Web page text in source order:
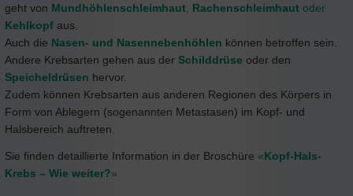
geht von Mundhöhlenschleimhaut Rachenschleimhaut oder
Kehlkopf aus.
Auch die Nasen- und Nasennebenhöhlen können betroffen sein.
Andere Krebsarten gehen aus der Schilddrüse oder den
Speicheldrüsen hervor.
Zudem können Krebsarten aus anderen Regionen des Körpers in
Form von Ablegern (sogenannten Metastasen) im Kopf- und
Halsbereich auftreten.
Sie finden detaillierte Information in der Broschüre «Kopf-Hals-
Krebs – Wie weiter?»